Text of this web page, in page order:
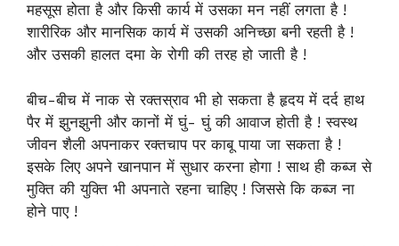
महसूस होता है और किसी कार्य में उसका मन नहीं लगता है !
शारीरिक और मानसिक कार्य में उसकी अनिच्छा बनी रहती है !
और उसकी हालत दमा के रोगी की तरह हो जाती है !
बीच-बीच में नाक से रक्तस्राव भी हो सकता है हृदय में दर्द हाथ
पैर में झुनझुनी और कानों में घुं- घुं की आवाज होती है ! स्वस्थ
जीवन शैली अपनाकर रक्तचाप पर काबू पाया जा सकता है !
इसके लिए अपने खानपान में सुधार करना होगा ! साथ ही कब्ज से
मुक्ति की युक्ति भी अपनाते रहना चाहिए ! जिससे कि कब्ज ना
होने पाए !